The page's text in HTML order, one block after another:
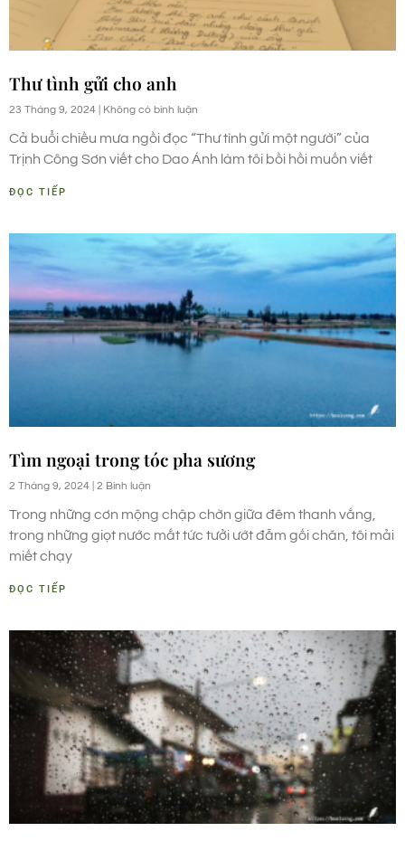
Thư tình gửi cho anh
23 Tháng 9, 2024 Không có bình luận
Cả buổi chiều mưa ngồi đọc “Thư tình gửi một người” của
Trịnh Công Sơn viết cho Dao Ánh làm tôi bồi hồi muốn viết
ĐỌC TIẾP
Tìm ngoại trong tóc pha sương
2 Tháng 9, 2024 2 Bình luận
Trong những cơn mộng chập chờn giữa đêm thanh vắng,
trong những giọt nước mắt tức tưởi ướt đẫm gối chăn, tôi mải
miết chạy
ĐỌC TIẾP